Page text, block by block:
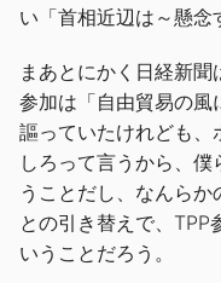
い「首相近辺は～懸念
まあとにかく日経新
参加は「自由貿易の風
謳っていたけれども、
しろって言うから、
うことだし、なんら
との引き替えで、TPP
いうことだろう。